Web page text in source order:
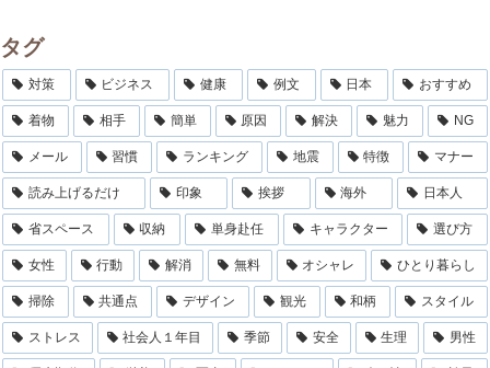
タグ
対策 ビジネス 健康 例文 日本 おすすめ
着物 相手 簡単 原因 解決 魅力 NG
メール 習慣 ランキング 地震 特徴 マナー
読み上げるだけ 印象 挨拶 海外 日本人
省スペース 収納 単身赴任 キャラクター 選び方
女性 行動 解消 無料 オシャレ ひとり暮らし
掃除 共通点 デザイン 観光 和柄 スタイル
ストレス 社会人１年目 季節 安全 生理 男性